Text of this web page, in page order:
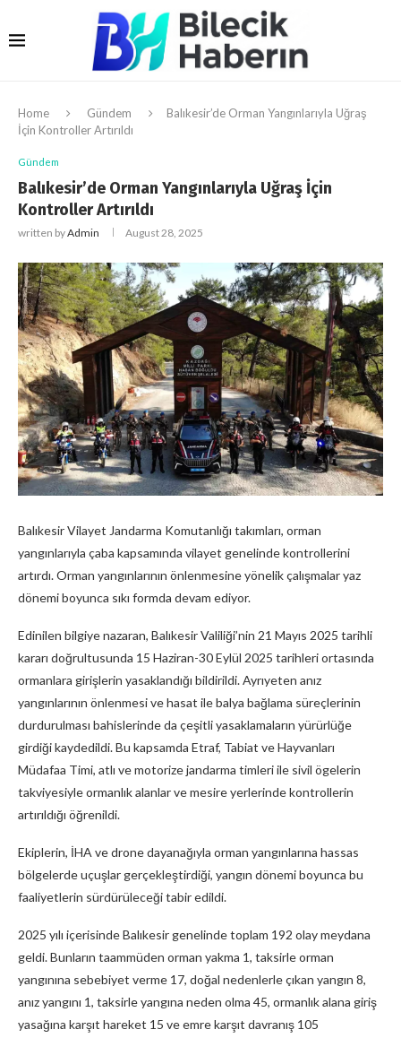
Home Gündem
Balıkesir’de Orman Yangınlarıyla Uğraş
İçin Kontroller Artırıldı
Gündem
Balıkesir’de Orman Yangınlarıyla Uğraş İçin
Kontroller Artırıldı
written byAdmin August 28, 2025
Balıkesir Vilayet Jandarma Komutanlığı takımları, orman
yangınlarıyla çaba kapsamında vilayet genelinde kontrollerini
artırdı. Orman yangınlarının önlenmesine yönelik çalışmalar yaz
dönemi boyunca sıkı formda devam ediyor.
Edinilen bilgiye nazaran, Balıkesir Valiliği’nin 21 Mayıs 2025 tarihli
kararı doğrultusunda 15 Haziran-30 Eylül 2025 tarihleri ortasında
ormanlara girişlerin yasaklandığı bildirildi. Ayrıyeten anız
yangınlarının önlenmesi ve hasat ile balya bağlama süreçlerinin
durdurulması bahislerinde da çeşitli yasaklamaların yürürlüğe
girdiği kaydedildi. Bu kapsamda Etraf, Tabiat ve Hayvanları
Müdafaa Timi, atlı ve motorize jandarma timleri ile sivil ögelerin
takviyesiyle ormanlık alanlar ve mesire yerlerinde kontrollerin
artırıldığı öğrenildi.
Ekiplerin, İHA ve drone dayanağıyla orman yangınlarına hassas
bölgelerde uçuşlar gerçekleştirdiği, yangın dönemi boyunca bu
faaliyetlerin sürdürüleceği tabir edildi.
2025 yılı içerisinde Balıkesir genelinde toplam 192 olay meydana
geldi. Bunların taammüden orman yakma 1, taksirle orman
yangınına sebebiyet verme 17, doğal nedenlerle çıkan yangın 8,
anız yangını 1, taksirle yangına neden olma 45, ormanlık alana giriş
yasağına karşıt hareket 15 ve emre karşıt davranış 105